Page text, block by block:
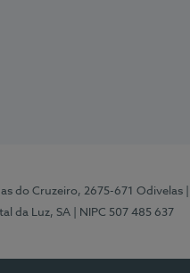
do Cruzeiro, 2675-671 Odivelas
da Luz, SA
| NIPC 507 485 637